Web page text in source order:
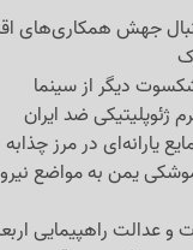
جهش همکاری‌های
دیگر از سینما
ژئوپلیتیکی ضد ایران
یمن به مواضع
راهپیمایی اربعین 1405 به